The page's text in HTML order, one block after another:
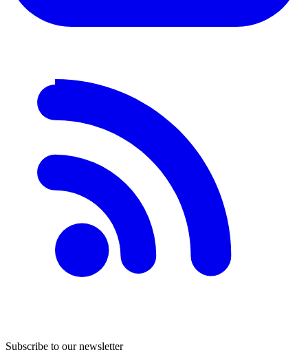
Subscribe to our newsletter